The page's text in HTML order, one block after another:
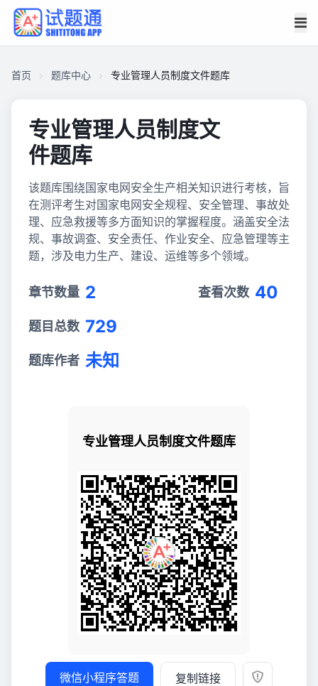
首页 题库中心 专业管理人员制度文件题库
专业管理人员制度文
件题库
该题库围绕国家电网安全生产相关知识进行考核，旨
在测评考生对国家电网安全规程、安全管理、事故处
理、应急救援等多方面知识的掌握程度。涵盖安全法
规、事故调查、安全责任、作业安全、应急管理等主
题，涉及电力生产、建设、运维等多个领域。
章节数量 2 查看次数 40
题目总数 729
题库作者 未知
微信小程序答题 复制链接